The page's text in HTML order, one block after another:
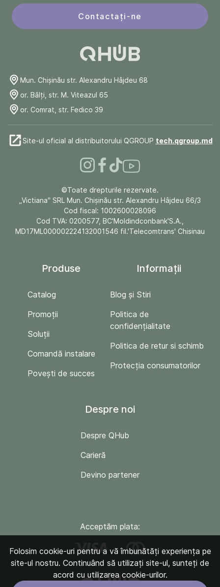
Contactați-ne
Mun. Chişinău str. Alexandru Hâjdeu 68
or. Bălți, str. M. Viteazul 65
or. Comrat, str. Fedico 39
Site-ul oficial al distribuitorului QGROUP tech.qgroup.md
©Toate drepturile rezervate.
„Victiana" SRL Mun. Chişinău str. Alexandru Hâjdeu 66/3
Cod fiscal: 1002600028096
Cod TVA: 0200577, BC'Moldindconbank'S.A.,
MD17ML000002224132001546 fil.'Telecomtrans' Chisinau
Produse
Catalog
Promoții
Soluții
Comandă instalare
Povești de succes
Informații
Blog și Stiri
Politica de
confidențialitate
Politica de retur si schimb
Protecția consumatorilor
Despre noi
Despre QHub
Carieră
Devino partener
Acceptăm plata:
Folosim cookie-uri pentru a vă îmbunătăți experiența pe
site-ul nostru. Continuând să utilizați site-ul, sunteți de
acord cu utilizarea cookie-urilor.